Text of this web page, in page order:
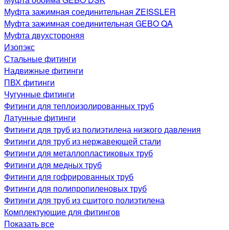
Муфта зажимная соединительная ZEISSLER
Муфта зажимная соединительная GEBO QA
Муфта двухстороняя
Изопэкс
Стальные фитинги
Надвижные фитинги
ПВХ фитинги
Чугунные фитинги
Фитинги для теплоизолированных труб
Латунные фитинги
Фитинги для труб из полиэтилена низкого давления
Фитинги для труб из нержавеющей стали
Фитинги для металлопластиковых труб
Фитинги для медных труб
Фитинги для гофрированных труб
Фитинги для полипропиленовых труб
Фитинги для труб из сшитого полиэтилена
Комплектующие для фитингов
Показать все